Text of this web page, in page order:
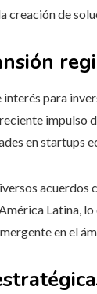
creación de
interés para
impulso
en startups
Latina,
en el